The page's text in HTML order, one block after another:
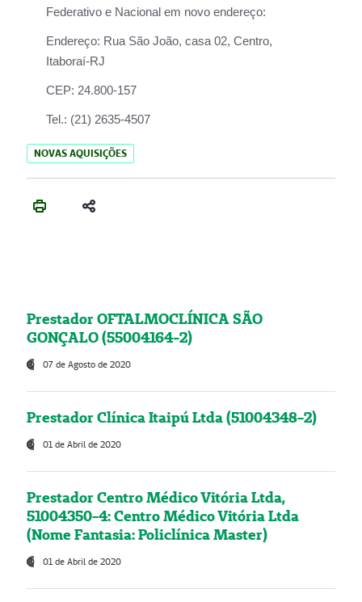
Federativo e Nacional em novo endereço:
Endereço: Rua São João, casa 02, Centro,
Itaboraí-RJ
CEP: 24.800-157
Tel.: (21) 2635-4507
NOVAS AQUISIÇÕES
Prestador OFTALMOCLÍNICA SÃO
GONÇALO (55004164-2)
07 de Agosto de 2020
Prestador Clínica Itaipú Ltda (51004348-2)
01 de Abril de 2020
Prestador Centro Médico Vitória Ltda,
51004350-4: Centro Médico Vitória Ltda
(Nome Fantasia: Policlínica Master)
01 de Abril de 2020